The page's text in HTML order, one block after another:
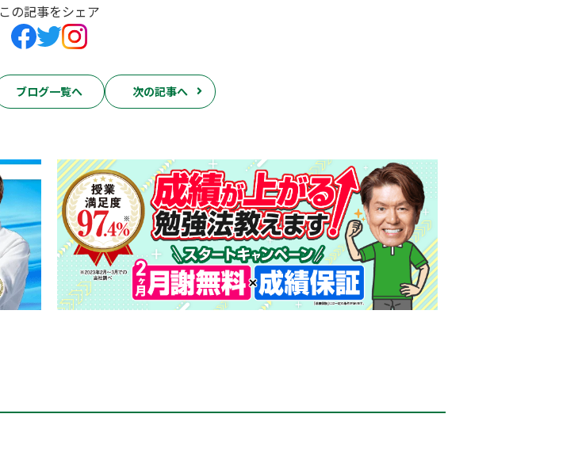
この記事をシェア
ブログ一覧へ 次の記事へ